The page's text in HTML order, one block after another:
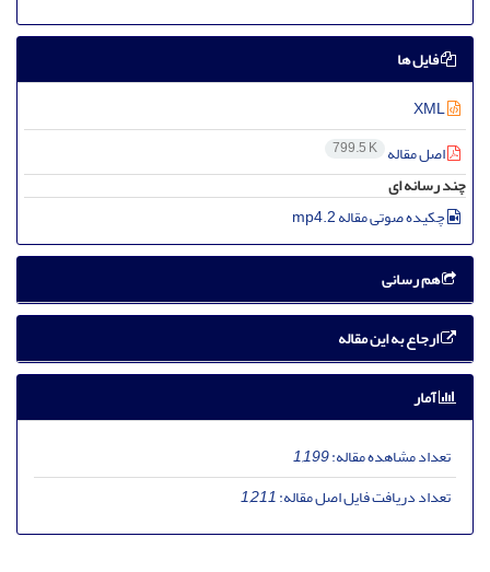
فایل ها
اصل مقاله 799.5 K
چند رسانه ای
چکیده صوتی مقاله 2.mp4
هم رسانی
ارجاع به این مقاله
آمار
تعداد مشاهده مقاله:1,199
تعداد دریافت فایل اصل مقاله:1,211